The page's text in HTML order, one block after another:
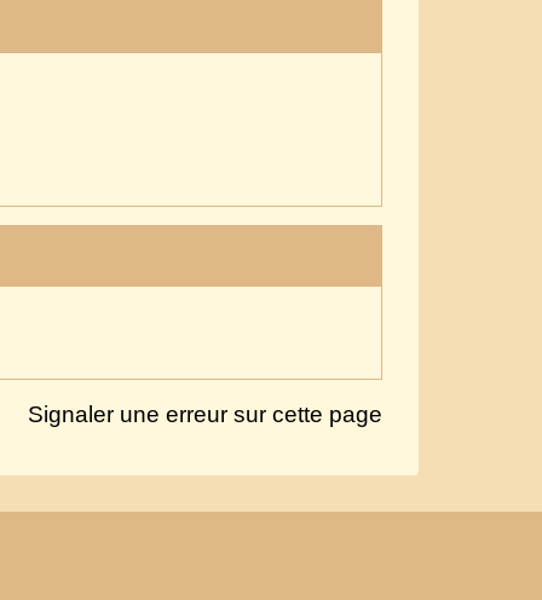
Signaler une erreur sur cette page